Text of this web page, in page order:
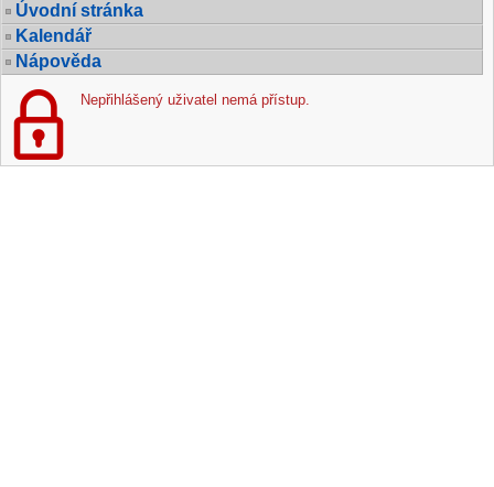
Úvodní stránka
Kalendář
Nápověda
Nepřihlášený uživatel nemá přístup.